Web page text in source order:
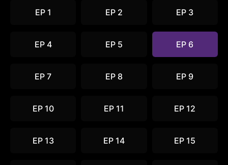
EP 1 EP 2 EP 3
EP 4 EP 5 EP 6
EP 7 EP 8 EP 9
EP 10 EP 11 EP 12
EP 13 EP 14 EP 15